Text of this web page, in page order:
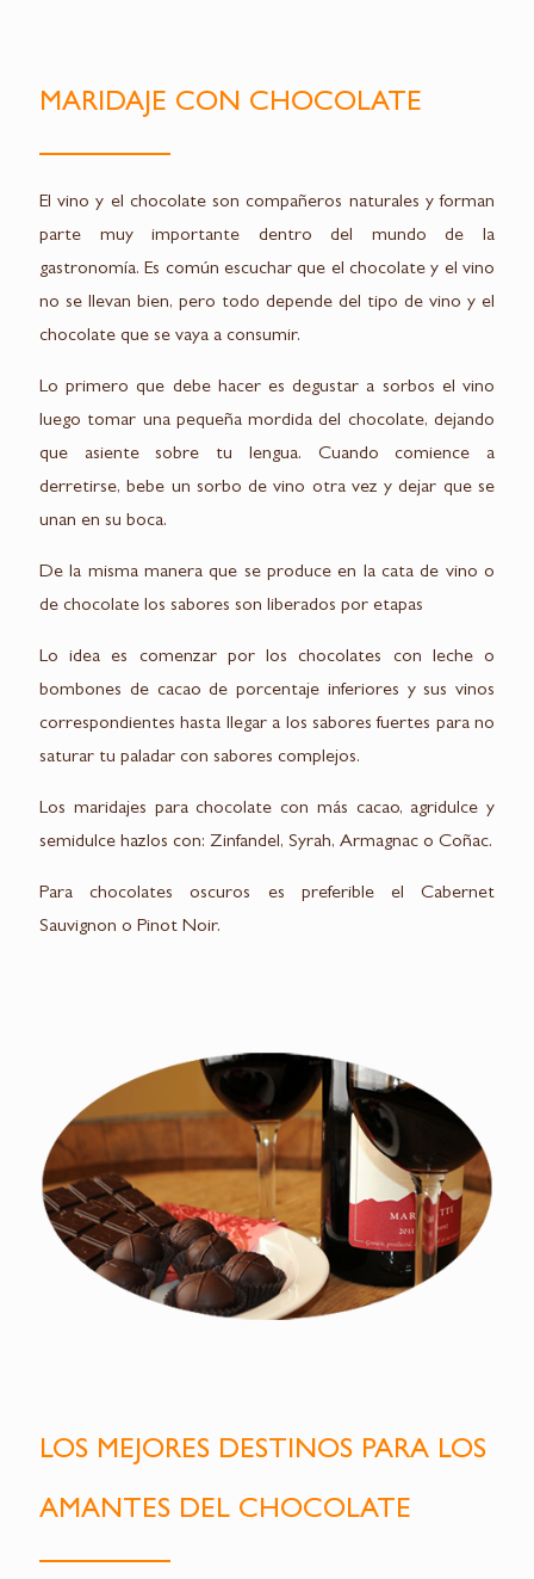
MARIDAJE CON CHOCOLATE
El vino y el chocolate son compañeros naturales y forman
parte muy importante dentro del mundo de la
gastronomía. Es común escuchar que el chocolate y el vino
no se llevan bien, pero todo depende del tipo de vino y el
chocolate que se vaya a consumir.
Lo primero que debe hacer es degustar a sorbos el vino
luego tomar una pequeña mordida del chocolate, dejando
que asiente sobre tu lengua. Cuando comience a
derretirse, bebe un sorbo de vino otra vez y dejar que se
unan en su boca.
De la misma manera que se produce en la cata de vino o
de chocolate los sabores son liberados por etapas
Lo idea es comenzar por los chocolates con leche o
bombones de cacao de porcentaje inferiores y sus vinos
correspondientes hasta llegar a los sabores fuertes para no
saturar tu paladar con sabores complejos.
Los maridajes para chocolate con más cacao, agridulce y
semidulce hazlos con: Zinfandel, Syrah, Armagnac o Coñac.
Para chocolates oscuros es preferible el Cabernet
Sauvignon o Pinot Noir.
LOS MEJORES DESTINOS PARA LOS
AMANTES DEL CHOCOLATE